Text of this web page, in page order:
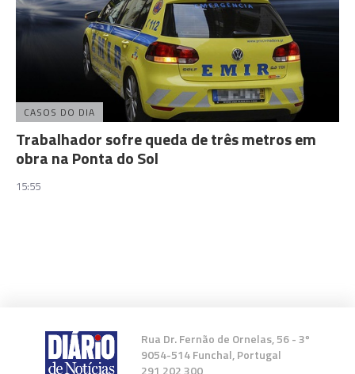
CASOS DO DIA
Trabalhador sofre queda de três metros em
obra na Ponta do Sol
15:55
Rua Dr. Fernão de Ornelas, 56 - 3º
9054-514 Funchal, Portugal
291 202 300